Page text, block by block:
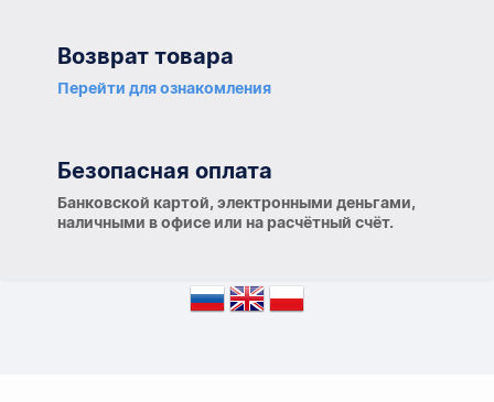
Возврат товара
Перейти для ознакомления
Безопасная оплата
Банковской картой, электронными деньгами,
наличными в офисе или на расчётный счёт.